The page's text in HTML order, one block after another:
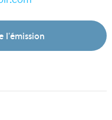
l'émission